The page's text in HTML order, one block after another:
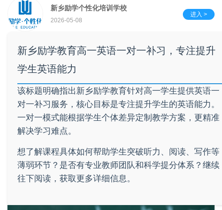
新乡励学个性化培训学校
2026-05-08
进入 >
新乡励学教育高一英语一对一补习，专注提升
学生英语能力
该标题明确指出新乡励学教育针对高一学生提供英语一
对一补习服务，核心目标是专注提升学生的英语能力。
一对一模式能根据学生个体差异定制教学方案，更精准
解决学习难点。
想了解课程具体如何帮助学生突破听力、阅读、写作等
薄弱环节？是否有专业教师团队和科学提分体系？继续
往下阅读，获取更多详细信息。